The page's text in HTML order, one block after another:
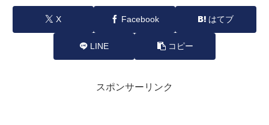
X Facebook はてブ
LINE コピー
スポンサーリンク